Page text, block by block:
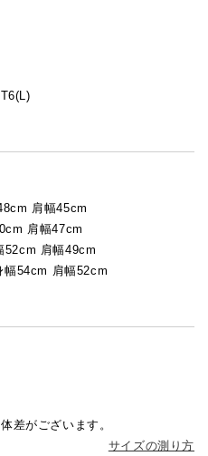
肩幅45cm
肩幅47cm
52cm 肩幅49cm
54cm 肩幅52cm
差がございます。
サイズの測り方